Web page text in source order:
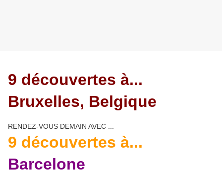
9 découvertes à...
Bruxelles, Belgique
RENDEZ-VOUS DEMAIN AVEC ...
9 découvertes à...
Barcelone